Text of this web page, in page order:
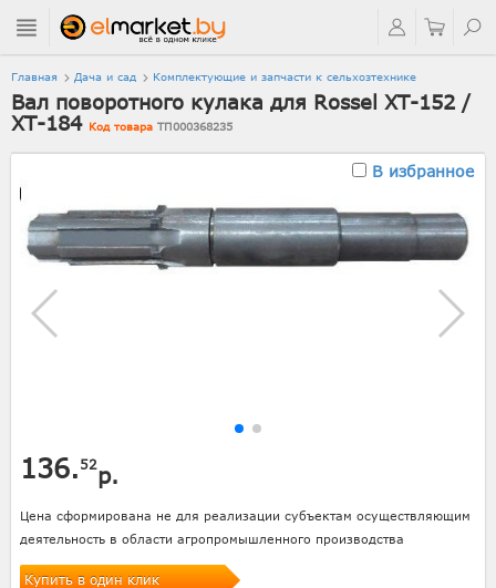
Главная Дача и сад Комплектующие и запчасти к сельхозтехнике
Вал поворотного кулака для Rossel XT-152 /
XT-184 Код товара ТП000368235
В избранное
136. 52р.
Цена сформирована не для реализации субъектам осуществляющим
деятельность в области агропромышленного производства
Купить в один клик